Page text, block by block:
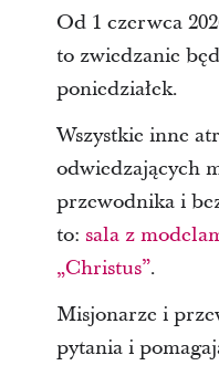
Od 1 czerwca
to zwiedzanie
poniedziałek.
Wszystkie inne
odwiedzających
przewodnika i
to: sala z
„Christus”.
Misjonarze i
pytania i